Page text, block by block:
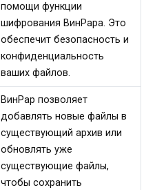
помощи функции
шифрования ВинРара. Это
обеспечит безопасность и
конфиденциальность
ваших файлов.
ВинРар позволяет
добавлять новые файлы в
существующий архив или
обновлять уже
существующие файлы,
чтобы сохранить